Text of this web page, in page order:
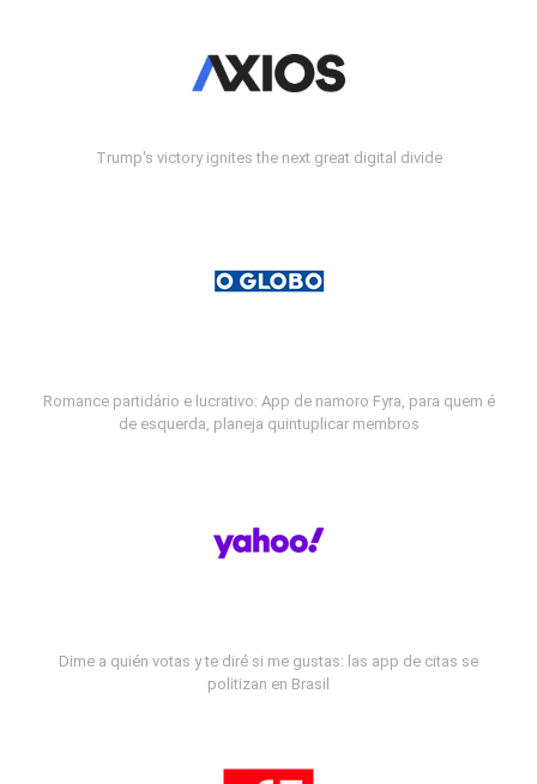
Trump's victory ignites the next great digital divide
Romance partidário e lucrativo: App de namoro Fyra, para quem é
de esquerda, planeja quintuplicar membros
Dime a quién votas y te diré si me gustas: las app de citas se
politizan en Brasil